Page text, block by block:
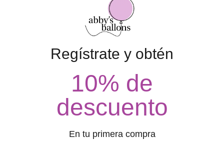
• Cacahuate Tipo Español
• Cacahuates Garapiñados
• Macarrón Individual
• Mostachón Individual
• Bolsita Amaranto en Cuadritos
Regístrate y obtén
10% de
descuento
En tu primera compra